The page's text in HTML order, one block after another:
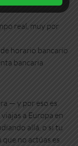
real, muy por
horario bancario
bancaria
— y por eso es
a Europa en
allá, o si tu
no actúas es